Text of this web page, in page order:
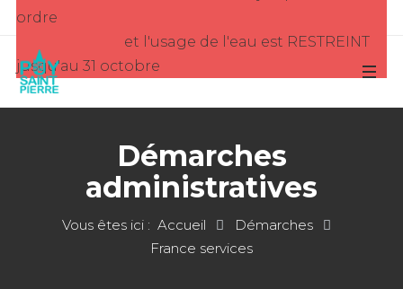
ordre
et l'usage de l'eau est RESTREINT
jusqu'au 31 octobre
Démarches
administratives
Vous êtes ici : Accueil
Démarches
France services